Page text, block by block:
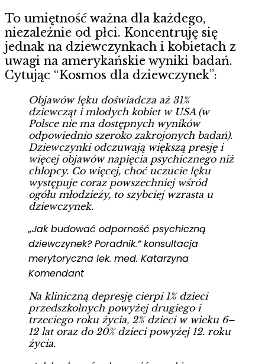
To umiętność ważna dla każdego,
niezależnie od płci. Koncentruję się
jednak na dziewczynkach i kobietach z
uwagi na amerykańskie wyniki badań.
Cytując “Kosmos dla dziewczynek”:
Objawów lęku doświadcza aż 31%
dziewcząt i młodych kobiet w USA (w
Polsce nie ma dostępnych wyników
odpowiednio szeroko zakrojonych badań).
Dziewczynki odczuwają większą presję i
więcej objawów napięcia psychicznego niż
chłopcy. Co więcej, choć uczucie lęku
występuje coraz powszechniej wśród
ogółu młodzieży, to szybciej wzrasta u
dziewczynek.
„Jak budować odporność psychiczną
dziewczynek? Poradnik.” konsultacja
merytoryczna lek. med. Katarzyna
Komendant
Na kliniczną depresję cierpi 1% dzieci
przedszkolnych powyżej drugiego i
trzeciego roku życia, 2% dzieci w wieku 6–
12 lat oraz do 20% dzieci powyżej 12. roku
życia.